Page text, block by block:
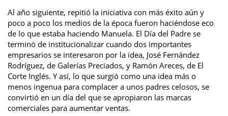
Al año siguiente, repitió la iniciativa con más éxito aún y
poco a poco los medios de la época fueron haciéndose eco
de lo que estaba haciendo Manuela. El Día del Padre se
terminó de institucionalizar cuando dos importantes
empresarios se interesaron por la idea, José Fernández
Rodríguez, de Galerías Preciados, y Ramón Areces, de El
Corte Inglés. Y así, lo que surgió como una idea más o
menos ingenua para complacer a unos padres celosos, se
convirtió en un día del que se apropiaron las marcas
comerciales para aumentar ventas.